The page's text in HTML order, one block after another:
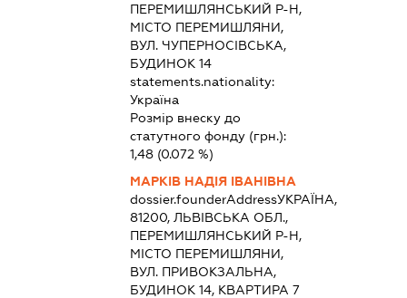
ПЕРЕМИШЛЯНСЬКИЙ Р-Н,
МІСТО ПЕРЕМИШЛЯНИ,
ВУЛ. ЧУПЕРНОСІВСЬКА,
БУДИНОК 14
statements.nationality:
Україна
Розмір внеску до
статутного фонду (грн.):
1,48(0.072 %)
МАРКІВ НАДІЯ ІВАНІВНА
dossier.founderAddressУКРАЇНА,
81200, ЛЬВІВСЬКА ОБЛ.,
ПЕРЕМИШЛЯНСЬКИЙ Р-Н,
МІСТО ПЕРЕМИШЛЯНИ,
ВУЛ. ПРИВОКЗАЛЬНА,
БУДИНОК 14, КВАРТИРА 7